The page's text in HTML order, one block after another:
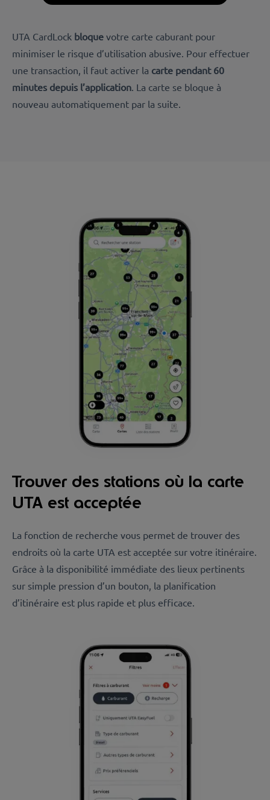
UTA CardLock bloque votre carte caburant pour
minimiser le risque d’utilisation abusive. Pour effectuer
une transaction, il faut activer la carte pendant 60
minutes depuis l’application . La carte se bloque à
nouveau automatiquement par la suite.
Trouver des stations où la carte
UTA est acceptée
La fonction de recherche vous permet de trouver des
endroits où la carte UTA est acceptée sur votre itinéraire.
Grâce à la disponibilité immédiate des lieux pertinents
sur simple pression d’un bouton, la planification
d’itinéraire est plus rapide et plus efficace.